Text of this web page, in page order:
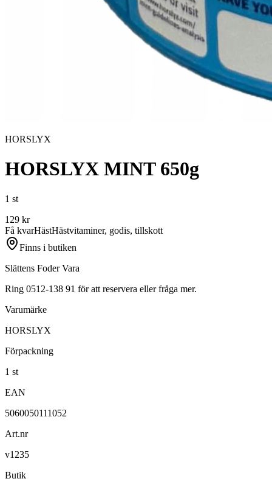
HORSLYX
HORSLYX MINT 650g
1 st
129 kr
Få kvarHästHästvitaminer, godis, tillskott
Finns i butiken
Slättens Foder Vara
Ring 0512-138 91 för att reservera eller fråga mer.
Varumärke
HORSLYX
Förpackning
1 st
EAN
5060050111052
Art.nr
v1235
Butik